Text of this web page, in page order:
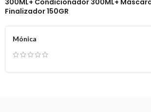
Finalizador 150GR
Mónica